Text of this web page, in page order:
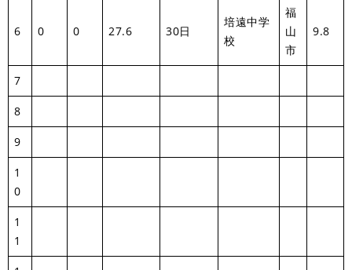
6 0 0 27.6 30日
培遠中学
校
福
山
市
9.8
7
8
9
1
0
1
1